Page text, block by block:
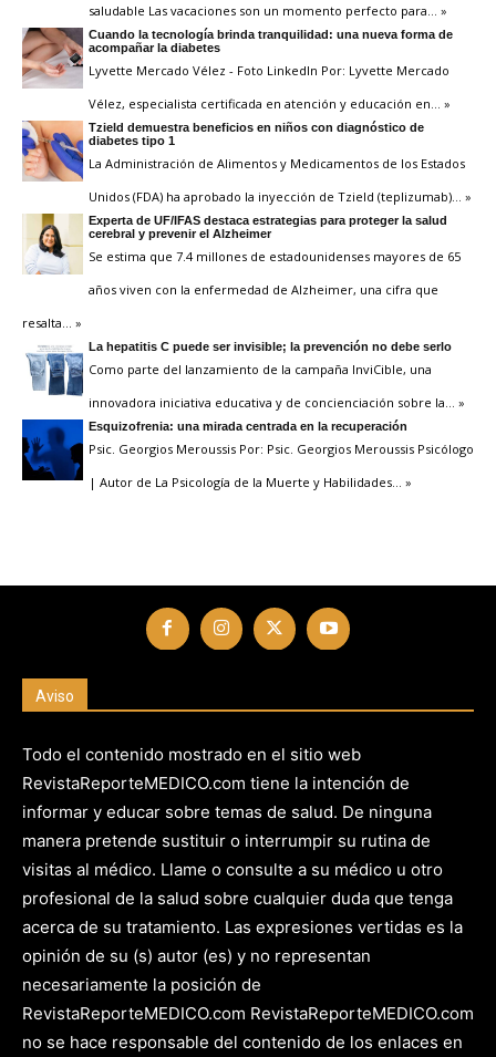
saludable Las vacaciones son un momento perfecto para … »
Cuando la tecnología brinda tranquilidad: una nueva forma de
acompañar la diabetes
Lyvette Mercado Vélez - Foto LinkedIn Por: Lyvette Mercado
Vélez, especialista certificada en atención y educación en … »
Tzield demuestra beneficios en niños con diagnóstico de
diabetes tipo 1
La Administración de Alimentos y Medicamentos de los Estados
Unidos (FDA) ha aprobado la inyección de Tzield (teplizumab) … »
Experta de UF/IFAS destaca estrategias para proteger la salud
cerebral y prevenir el Alzheimer
Se estima que 7.4 millones de estadounidenses mayores de 65
años viven con la enfermedad de Alzheimer, una cifra que
resalta … »
La hepatitis C puede ser invisible; la prevención no debe serlo
Como parte del lanzamiento de la campaña InviCible, una
innovadora iniciativa educativa y de concienciación sobre la … »
Esquizofrenia: una mirada centrada en la recuperación
Psic. Georgios Meroussis Por: Psic. Georgios Meroussis Psicólogo
| Autor de La Psicología de la Muerte y Habilidades … »
Aviso
Todo el contenido mostrado en el sitio web
RevistaReporteMEDICO.com tiene la intención de
informar y educar sobre temas de salud. De ninguna
manera pretende sustituir o interrumpir su rutina de
visitas al médico. Llame o consulte a su médico u otro
profesional de la salud sobre cualquier duda que tenga
acerca de su tratamiento. Las expresiones vertidas es la
opinión de su (s) autor (es) y no representan
necesariamente la posición de
RevistaReporteMEDICO.com RevistaReporteMEDICO.com
no se hace responsable del contenido de los enlaces en